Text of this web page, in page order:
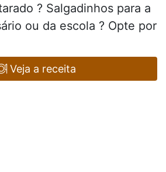
? Salgadinhos para a
ou da escola ? Opte por
Veja a receita